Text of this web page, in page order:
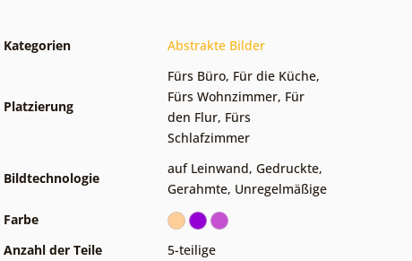
Kategorien Abstrakte Bilder
Platzierung
Fürs Büro, Für die Küche,
Fürs Wohnzimmer, Für
den Flur, Fürs
Schlafzimmer
Bildtechnologie
auf Leinwand, Gedruckte,
Gerahmte, Unregelmäßige
Farbe
Anzahl der Teile
5-teilige